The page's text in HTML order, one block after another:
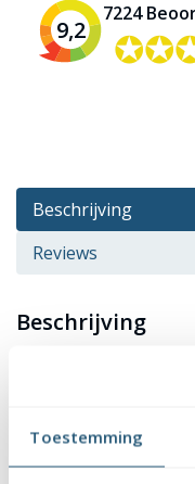
Toestemming
9,2
7224
Beschrijving
Reviews
Beschrijving
hoogwaardige kwaliteit